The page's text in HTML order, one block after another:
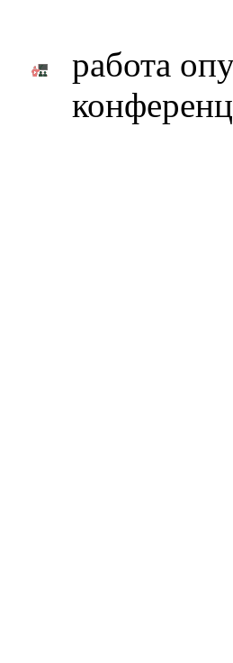
работа